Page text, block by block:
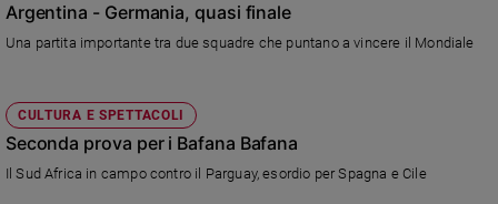
Argentina - Germania, quasi finale
Una partita importante tra due squadre che puntano a vincere il Mondiale
CULTURA E SPETTACOLI
Seconda prova per i Bafana Bafana
Il Sud Africa in campo contro il Parguay, esordio per Spagna e Cile